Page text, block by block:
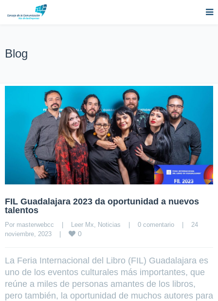
Blog
FIL Guadalajara 2023 da oportunidad a nuevos
talentos
Por masterwebcc | Leer Mx Noticias | 0 comentario |
24
noviembre, 2023 | 0
La Feria Internacional del Libro (FIL) Guadalajara es
uno de los eventos culturales más importantes, que
reúne a miles de personas amantes de los libros,
pero también, la oportunidad de muchos autores para